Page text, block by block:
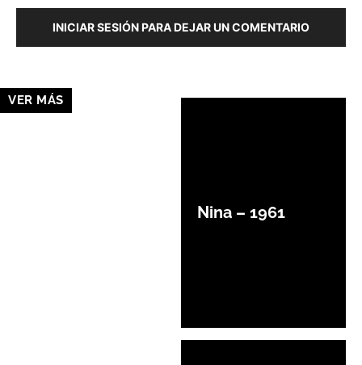
INICIAR SESIÓN PARA DEJAR UN COMENTARIO
VER MÁS
Nina – 1961